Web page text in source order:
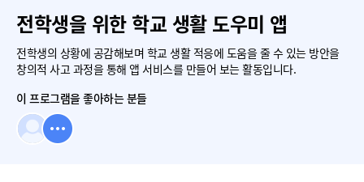
전학생을 위한 학교 생활 도우미 앱
전학생의 상황에 공감해보며 학교 생활 적응에 도움을 줄 수 있는 방안을
창의적 사고 과정을 통해 앱 서비스를 만들어 보는 활동입니다.
이 프로그램을 좋아하는 분들